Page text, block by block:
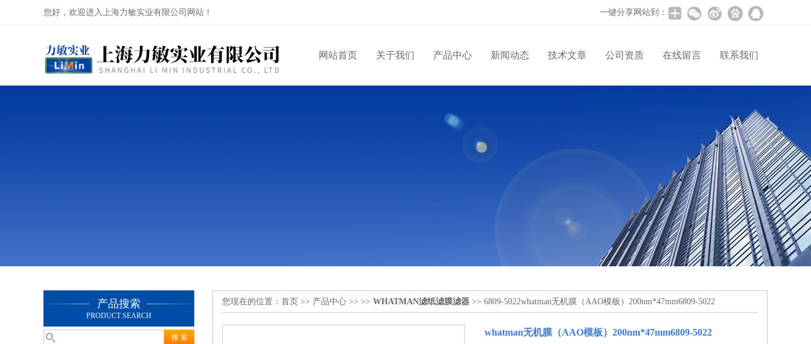
您好，欢迎进入上海力敏实业有限公司网站！ 一键分享网站到：
网站首页 关于我们 产品中心 新闻动态 技术文章 公司资质 在线留言 联系我们
产品搜索
PRODUCT SEARCH
您现在的位置： 首页 >> 产品中心 >> >> WHATMAN滤纸滤膜滤器 >> 6809-5022whatman无机膜（AAO模板）200nm*47mm6809-5022
whatman无机膜（AAO模板）200nm*47mm6809-5022